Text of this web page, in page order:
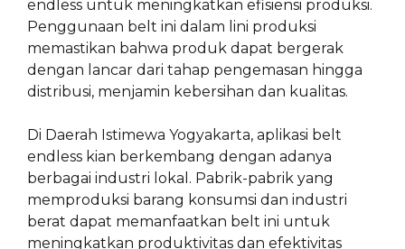
endless untuk meningkatkan efisiensi produksi.
Penggunaan belt ini dalam lini produksi
memastikan bahwa produk dapat bergerak
dengan lancar dari tahap pengemasan hingga
distribusi, menjamin kebersihan dan kualitas.
Di Daerah Istimewa Yogyakarta, aplikasi belt
endless kian berkembang dengan adanya
berbagai industri lokal. Pabrik-pabrik yang
memproduksi barang konsumsi dan industri
berat dapat memanfaatkan belt ini untuk
meningkatkan produktivitas dan efektivitas